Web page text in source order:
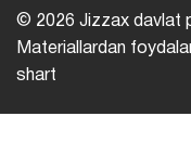
© 2026 Jizzax davlat
Materiallardan
shart